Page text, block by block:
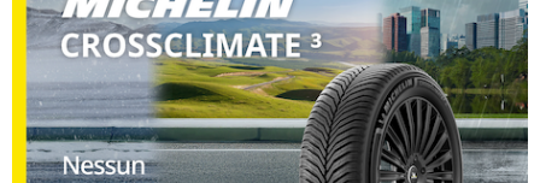
DEZENT Tn Silver 4 fori
14" 5.5X14 ET45 4x100
Foro centrale: 54.1mm
Disponibile
DEZENT Tn Black Mirror